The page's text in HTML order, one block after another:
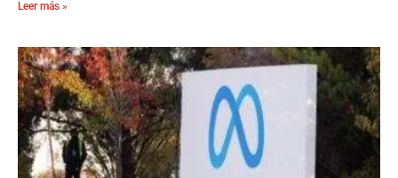
Leer más »